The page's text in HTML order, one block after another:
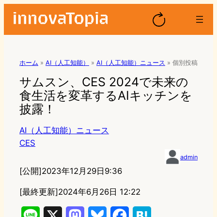
ホーム » AI（人工知能） » AI（人工知能）ニュース » 個別投稿
サムスン、CES 2024で未来の
食生活を変革するAIキッチンを
披露！
AI（人工知能）ニュース
CES
admin
[公開]2023年12月29日9:36
[最終更新]2024年6月26日 12:22